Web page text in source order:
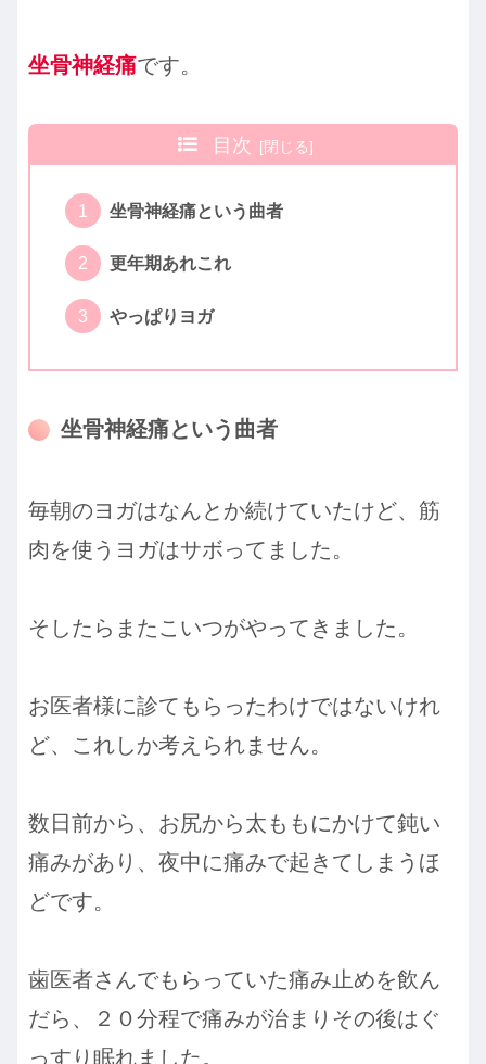
坐骨神経痛です。
目次
坐骨神経痛という曲者
更年期あれこれ
やっぱりヨガ
坐骨神経痛という曲者
毎朝のヨガはなんとか続けていたけど、筋
肉を使うヨガはサボってました。
そしたらまたこいつがやってきました。
お医者様に診てもらったわけではないけれ
ど、これしか考えられません。
数日前から、お尻から太ももにかけて鈍い
痛みがあり、夜中に痛みで起きてしまうほ
どです。
歯医者さんでもらっていた痛み止めを飲ん
だら、２０分程で痛みが治まりその後はぐ
っすり眠れました。